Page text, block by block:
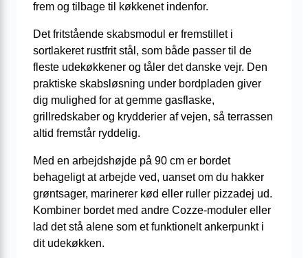
frem og tilbage til køkkenet indenfor.
Det fritstående skabsmodul er fremstillet i
sortlakeret rustfrit stål, som både passer til de
fleste udekøkkener og tåler det danske vejr. Den
praktiske skabsløsning under bordpladen giver
dig mulighed for at gemme gasflaske,
grillredskaber og krydderier af vejen, så terrassen
altid fremstår ryddelig.
Med en arbejdshøjde på 90 cm er bordet
behageligt at arbejde ved, uanset om du hakker
grøntsager, marinerer kød eller ruller pizzadej ud.
Kombiner bordet med andre Cozze-moduler eller
lad det stå alene som et funktionelt ankerpunkt i
dit udekøkken.